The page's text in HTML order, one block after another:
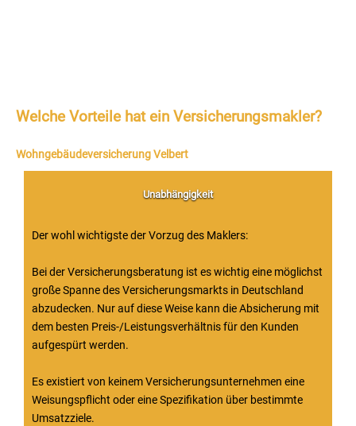
Welche Vorteile hat ein Versicherungsmakler?
Wohngebäudeversicherung Velbert
Unabhängigkeit
Der wohl wichtigste der Vorzug des Maklers:
Bei der Versicherungsberatung ist es wichtig eine möglichst
große Spanne des Versicherungsmarkts in Deutschland
abzudecken. Nur auf diese Weise kann die Absicherung mit
dem besten Preis-/Leistungsverhältnis für den Kunden
aufgespürt werden.
Es existiert von keinem Versicherungsunternehmen eine
Weisungspflicht oder eine Spezifikation über bestimmte
Umsatzziele.